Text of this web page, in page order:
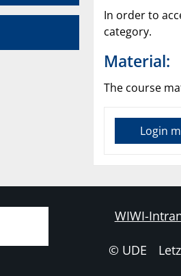
In order to
category.
Material:
The course
Login
WIWI-
© UDE